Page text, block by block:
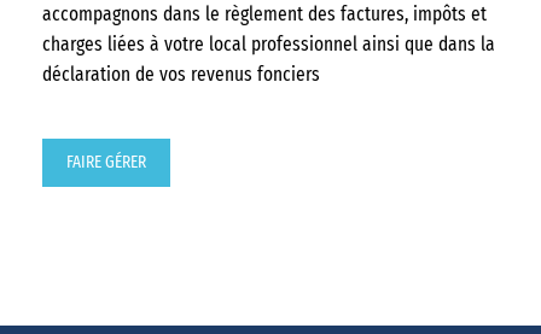
accompagnons dans le règlement des factures, impôts et
charges liées à votre local professionnel ainsi que dans la
déclaration de vos revenus fonciers
FAIRE GÉRER